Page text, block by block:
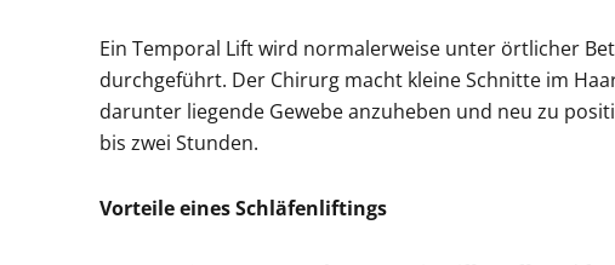
Ein Temporal Lift wird normalerweise unter örtlicher
durchgeführt. Der Chirurg macht kleine Schnitte im
darunter liegende Gewebe anzuheben und neu zu
bis zwei Stunden.
Vorteile eines Schläfenliftings